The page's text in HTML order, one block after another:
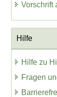
Vorschrift
Hilfe
Hilfe zu
Fragen